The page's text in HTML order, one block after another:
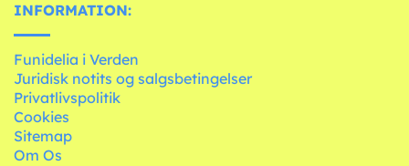
INFORMATION:
Funidelia i Verden
Juridisk notits og salgsbetingelser
Privatlivspolitik
Cookies
Sitemap
Om Os